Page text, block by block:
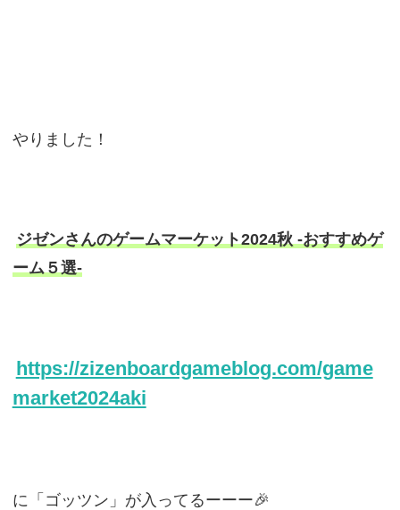
やりました！
ジゼンさんのゲームマーケット2024秋 -おすすめゲ
ーム５選-
https://zizenboardgameblog.com/game
market2024aki
に「ゴッツン」が入ってるーーー🎉